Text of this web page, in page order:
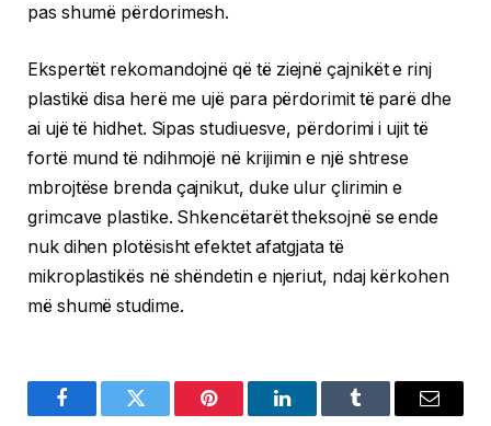
pas shumë përdorimesh.
Ekspertët rekomandojnë që të ziejnë çajnikët e rinj
plastikë disa herë me ujë para përdorimit të parë dhe
ai ujë të hidhet. Sipas studiuesve, përdorimi i ujit të
fortë mund të ndihmojë në krijimin e një shtrese
mbrojtëse brenda çajnikut, duke ulur çlirimin e
grimcave plastike. Shkencëtarët theksojnë se ende
nuk dihen plotësisht efektet afatgjata të
mikroplastikës në shëndetin e njeriut, ndaj kërkohen
më shumë studime.
FacebookTwitter Pinterest LinkedInTumblr Email